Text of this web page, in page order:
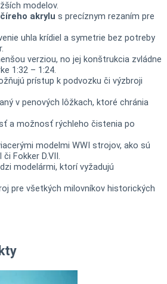
modelov.
akrylu s precíznym rezaním pre
uhla krídiel a symetrie bez potreby
verziou, no jej konštrukcia zvládne
1:32 – 1:24.
prístup k podvozku či výzbroji
v penových lôžkach, ktoré chránia
a možnosť rýchleho čistenia po
modelmi WWI strojov, ako sú
Fokker D.VII.
modelármi, ktorí vyžadujú
pre všetkých milovníkov historických